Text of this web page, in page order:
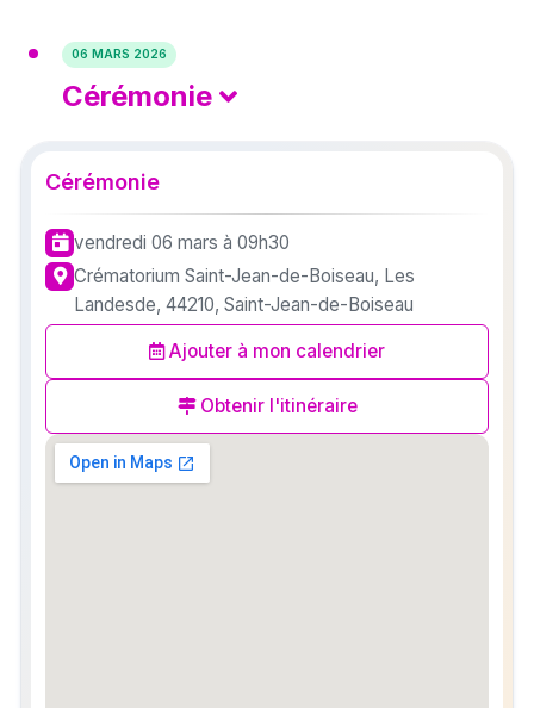
06 MARS 2026
Cérémonie
Cérémonie
vendredi 06 mars à 09h30
Crématorium Saint-Jean-de-Boiseau, Les
Landesde, 44210, Saint-Jean-de-Boiseau
Ajouter à mon calendrier
Obtenir l'itinéraire